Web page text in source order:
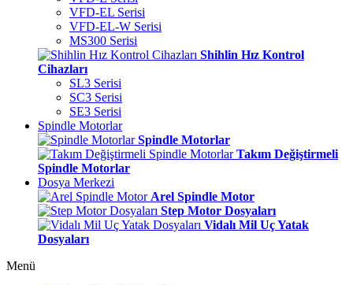
VFD-EL Serisi
VFD-EL-W Serisi
MS300 Serisi
Shihlin Hız Kontrol
Cihazları
SL3 Serisi
SC3 Serisi
SE3 Serisi
Spindle Motorlar
Spindle Motorlar
Takım Değiştirmeli
Spindle Motorlar
Dosya Merkezi
Arel Spindle Motor
Step Motor Dosyaları
Vidalı Mil Uç Yatak
Dosyaları
Menü